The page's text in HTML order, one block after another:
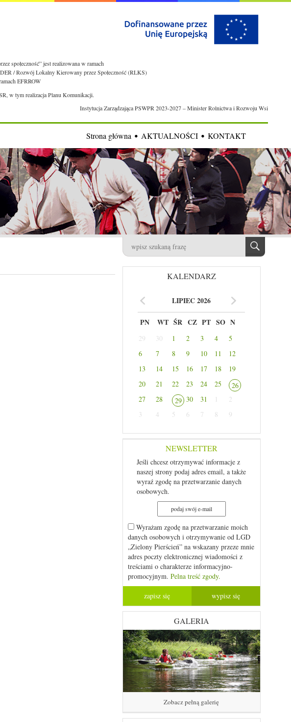
społeczność” jest realizowana w ramach
/ Rozwój Lokalny Kierowany przez Społeczność (RLKS)
EFRROW
w tym realizacja Planu Komunikacji.
Instytucja Zarządzająca PSWPR 2023-2027 – Minister Rolnictwa i Rozwoju Wsi
Strona główna AKTUALNOŚCI KONTAKT
KALENDARZ
LIPIEC 2026
PN WT ŚR CZ PT SO N
29 30 1 2 3 4
5
6
7 8 9 10 11
12
13
14 15 16 17 18
19
20
21 22 23 24 25
26
27
28 29 30 31 1
2
3
4 5 6 7 8 9
NEWSLETTER
Jeśli chcesz otrzymywać informacje z
naszej strony podaj adres email, a także
wyraź zgodę na przetwarzanie danych
osobowych.
Wyrażam zgodę na przetwarzanie moich
danych osobowych i otrzymywanie od LGD
„Zielony Pierścień” na wskazany przeze mnie
adres poczty elektronicznej wiadomości z
treściami o charakterze informacyjno-
promocyjnym. Pelna treść zgody.
GALERIA
Zobacz pełną galerię